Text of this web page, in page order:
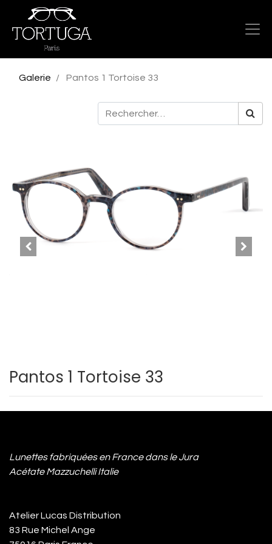
Galerie Pantos 1 Tortoise 33
Pantos 1 Tortoise 33
Lunettes fabriquées en France dans le Jura
Acétate Mazzuchelli Italie
Atelier Lucas Distribution
83 Rue Michel Ange